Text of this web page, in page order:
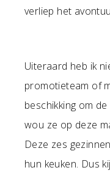
verliep het
Uiteraard heb ik
promotieteam of
beschikking om
wou ze op deze
Deze zes
hun keuken. Dus